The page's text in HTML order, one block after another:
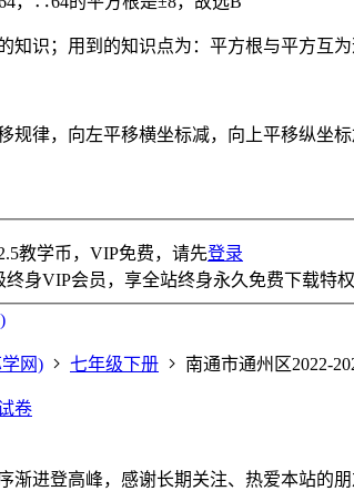
知识；用到的知识点为：平方根与平方互
规律，向左平移横坐标减，向上平移纵坐
教学币，VIP免费，请先登录
身VIP会员，享全站终身永久免费下载特
)
网) 七年级下册 南通市通州区2022-
卷
渐进登高峰，感谢长期关注、热爱本站的朋